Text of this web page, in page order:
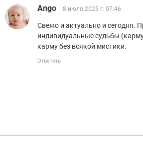
Ango 8 июля 2025 г. 07:46
Свежо и актуально и сегодня.
индивидуальные судьбы
карму без всякой мистики.
Ответить